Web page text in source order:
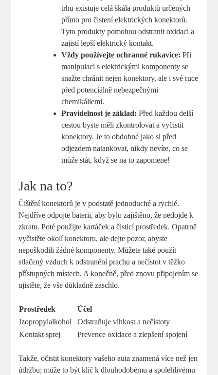
trhu existuje celá škála produktů určených
přímo pro čistení elektrických konektorů.
Tyto produkty pomohou odstranit oxidaci a
zajistí lepší elektrický kontakt.
Vždy používejte ochranné rukavice: Při
manipulaci s elektrickými komponenty se
snažte chránit nejen konektory, ale i své ruce
před potenciálně nebezpečnými
chemikáliemi.
Pravidelnost je základ: Před každou delší
cestou byste měli zkontrolovat a vyčistit
konektory. Je to obdobné jako si před
odjezdem natankovat, nikdy nevíte, co se
může stát, když se na to zapomene!
Jak na to?
Čištění konektorů je v podstatě jednoduché a rychlé.
Nejdříve odpojte baterii, aby bylo zajištěno, že nedojde k
zkratu. Poté použijte kartáček a čisticí prostředek. Opatrně
vyčistěte okolí konektoru, ale dejte pozor, abyste
nepoškodili žádné komponenty. Můžete také použít
stlačený vzduch k odstranění prachu a nečistot v těžko
přístupných místech. A konečně, před znovu připojením se
ujistěte, že vše důkladně zaschlo.
Prostředek
Účel
Izopropylalkohol
Odstraňuje vlhkost a nečistoty
Kontakt sprej
Prevence oxidace a zlepšení spojení
Takže, očistit konektory vašeho auta znamená více než jen
údržbu; může to být klíč k dlouhodobému a spolehlivému